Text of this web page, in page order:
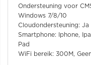
Ondersteuning voor
Windows 7/8/10
Cloudondersteuning: Ja
Smartphone: Iphone,
Pad
WiFi bereik: 300M,